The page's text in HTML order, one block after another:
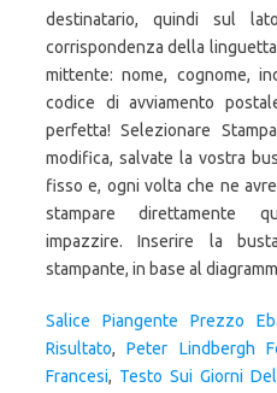
Salice Piangente Prezzo
Risultato,Peter Lindbergh
Francesi, Testo Sui Giorni